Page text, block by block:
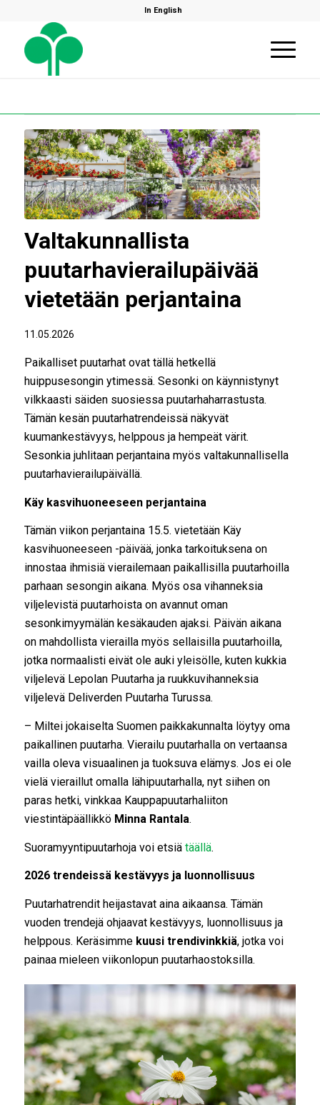
In English
Valtakunnallista
puutarhavierailupäivää
vietetään perjantaina
11.05.2026
Paikalliset puutarhat ovat tällä hetkellä
huippusesongin ytimessä. Sesonki on käynnistynyt
vilkkaasti säiden suosiessa puutarhaharrastusta.
Tämän kesän puutarhatrendeissä näkyvät
kuumankestävyys, helppous ja hempeät värit.
Sesonkia juhlitaan perjantaina myös valtakunnallisella
puutarhavierailupäivällä.
Käy kasvihuoneeseen perjantaina
Tämän viikon perjantaina 15.5. vietetään Käy
kasvihuoneeseen -päivää, jonka tarkoituksena on
innostaa ihmisiä vierailemaan paikallisilla puutarhoilla
parhaan sesongin aikana. Myös osa vihanneksia
viljelevistä puutarhoista on avannut oman
sesonkimyymälän kesäkauden ajaksi. Päivän aikana
on mahdollista vierailla myös sellaisilla puutarhoilla,
jotka normaalisti eivät ole auki yleisölle, kuten kukkia
viljelevä Lepolan Puutarha ja ruukkuvihanneksia
viljelevä Deliverden Puutarha Turussa.
– Miltei jokaiselta Suomen paikkakunnalta löytyy oma
paikallinen puutarha. Vierailu puutarhalla on vertaansa
vailla oleva visuaalinen ja tuoksuva elämys. Jos ei ole
vielä vieraillut omalla lähipuutarhalla, nyt siihen on
paras hetki, vinkkaa Kauppapuutarhaliiton
viestintäpäällikkö Minna Rantala.
Suoramyyntipuutarhoja voi etsiä täällä.
2026 trendeissä kestävyys ja luonnollisuus
Puutarhatrendit heijastavat aina aikaansa. Tämän
vuoden trendejä ohjaavat kestävyys, luonnollisuus ja
helppous. Keräsimme kuusi trendivinkkiä, jotka voi
painaa mieleen viikonlopun puutarhaostoksilla.